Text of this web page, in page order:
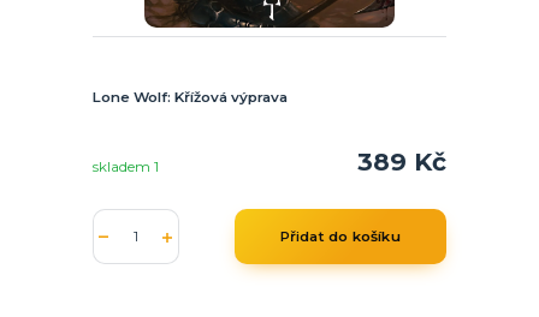
Lone Wolf: Křížová výprava
389 Kč
skladem 1
Přidat do košíku